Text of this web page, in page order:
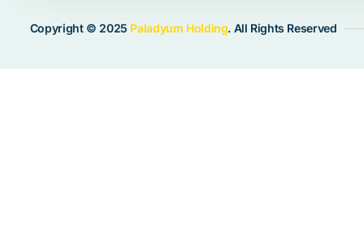
Copyright © 2025 Paladyum Holding. All Rights Reserved